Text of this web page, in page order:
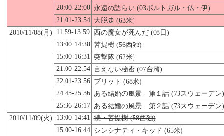
20:00-22:00
永遠の語らい (03ポルトガル・仏・伊)
21:01-23:54
大脱走 (63米)
2010/11/08(月)
11:59-13:59 西の魔女が死んだ (08日)
13:00-14:38 菩提樹 (56西独)
15:00-16:31
突撃隊 (62米)
21:00-22:54 言えない秘密 (07台湾)
22:01-23:56
ブリット (68米)
24:45-25:36
ある結婚の風景 第１話 (73スウェーデン)
25:36-26:17
ある結婚の風景 第２話 (73スウェーデン)
2010/11/09(火) 13:00-14:41 続・菩提樹 (58西独)
15:00-16:44
シンシナティ・キッド (65米)